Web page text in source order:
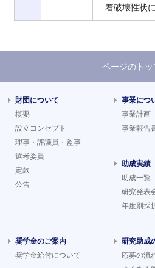
着破壊性状
ページのトッ
財団について
概要
設立コンセプト
理事・評議員・監事
選考委員
定款
公告
事業につ
事業計画
事業報告
助成実績
助成一覧
研究発表
年度別採
奨学金のご案内
奨学金給付について
研究助成
応募の流